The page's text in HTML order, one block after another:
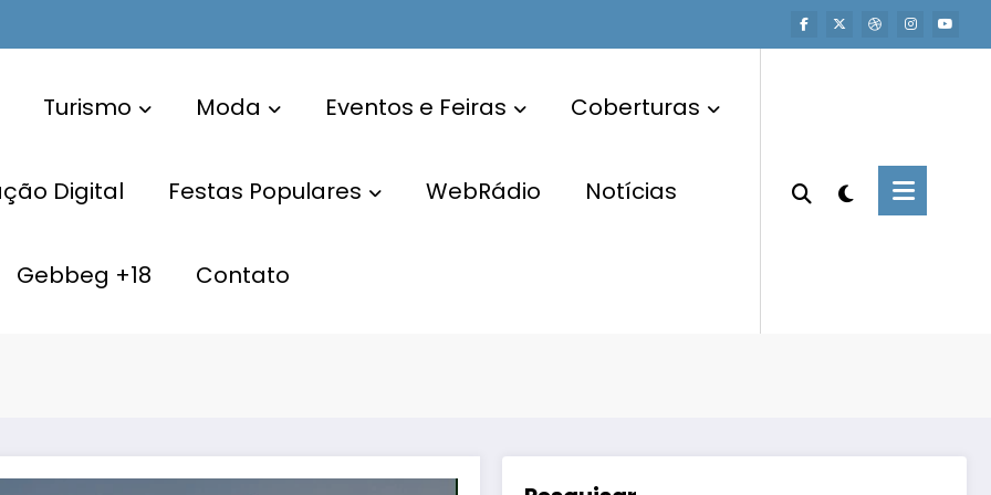
Turismo Moda Eventos e Feiras Coberturas
Digital Festas Populares WebRádio Notícias
Gebbeg +18 Contato